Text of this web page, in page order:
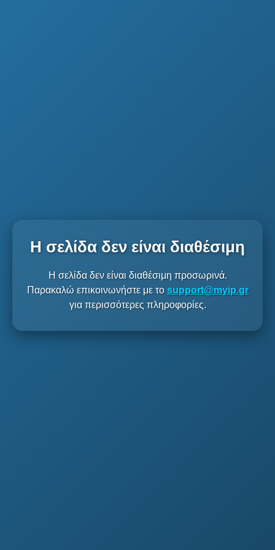
Η σελίδα δεν είναι διαθέσιμη
Η σελίδα δεν είναι διαθέσιμη προσωρινά.
Παρακαλώ επικοινωνήστε με το support@myip.gr
για περισσότερες πληροφορίες.